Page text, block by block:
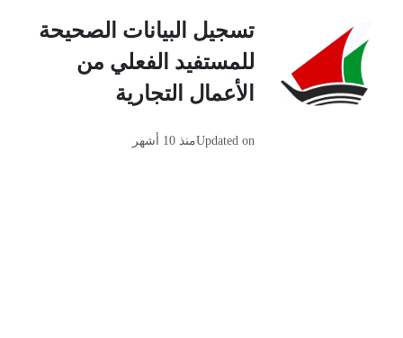
تسجيل البيانات الصحيحة
للمستفيد الفعلي من
الأعمال التجارية
Updated onمنذ 10 أشهر